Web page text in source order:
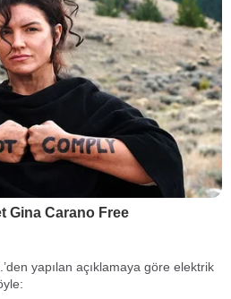
yapılan açıklamaya göre elektrik